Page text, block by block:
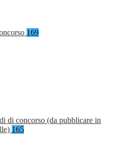
169
di concorso (da pubblicare in
165